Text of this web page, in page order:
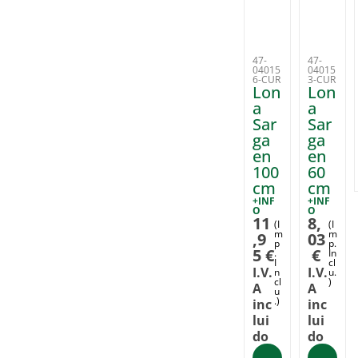
47-
04015
6-CUR
Lon
a
Sar
ga
en
100
cm
+INF
O
11
,9
5€
I.V.
A
inc
lui
do
(I
m
p
.
I
n
cl
u
.)
47-
04015
3-CUR
Lon
a
Sar
ga
en
60
cm
+INF
O
8,
03
€
I.V.
A
inc
lui
do
(I
m
p.
In
cl
u.
)